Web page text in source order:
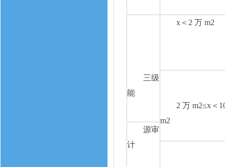
三级
能
x＜2 万 m2
2 万 m2≤x＜
m2
源审
计